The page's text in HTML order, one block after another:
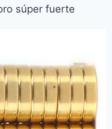
súper fuerte